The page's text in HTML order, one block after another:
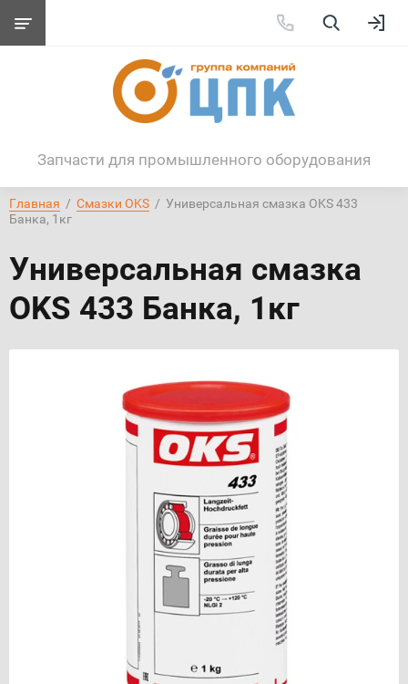
Запчасти для промышленного оборудования
Главная
  /
Смазки OKS
  /  Универсальная смазка OKS 433
Банка, 1кг
Универсальная смазка
OKS 433 Банка, 1кг